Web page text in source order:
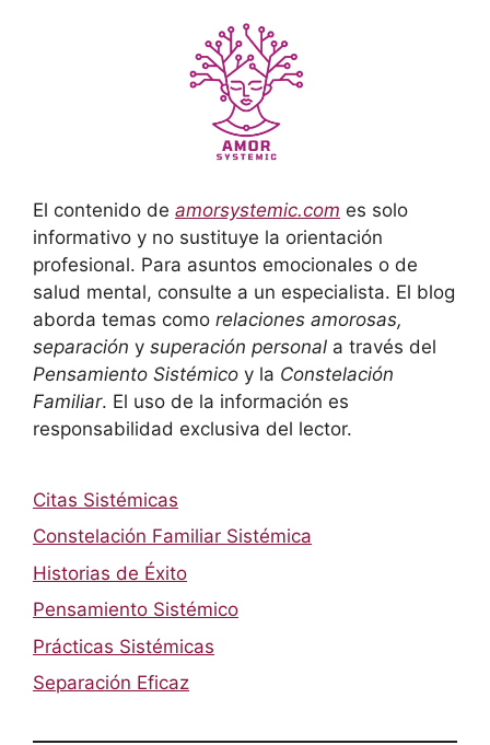
El contenido de amorsystemic.com es solo
informativo y no sustituye la orientación
profesional. Para asuntos emocionales o de
salud mental, consulte a un especialista. El blog
aborda temas como relaciones amorosas,
separación y superación personal a través del
Pensamiento Sistémico y la Constelación
Familiar. El uso de la información es
responsabilidad exclusiva del lector.
Citas Sistémicas
Constelación Familiar Sistémica
Historias de Éxito
Pensamiento Sistémico
Prácticas Sistémicas
Separación Eficaz